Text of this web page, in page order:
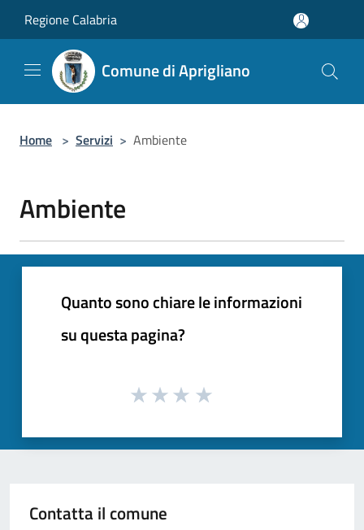
Regione Calabria
Comune di Aprigliano
Home > Servizi > Ambiente
Ambiente
Quanto sono chiare le informazioni
su questa pagina?
Contatta il comune